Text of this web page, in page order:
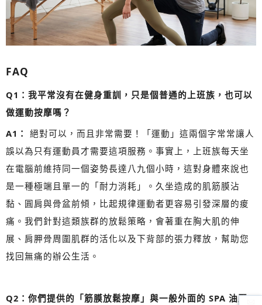
FAQ
Q1：我平常沒有在健身重訓，只是個普通的上班族，也可以
做運動按摩嗎？
A1： 絕對可以，而且非常需要！「運動」這兩個字常常讓人
誤以為只有運動員才需要這項服務。事實上，上班族每天坐
在電腦前維持同一個姿勢長達八九個小時，這對身體來說也
是一種極端且單一的「耐力消耗」。久坐造成的肌筋膜沾
黏、圓肩與骨盆前傾，比起規律運動者更容易引發深層的痠
痛。我們針對這類族群的放鬆策略，會著重在胸大肌的伸
展、肩胛骨周圍肌群的活化以及下背部的張力釋放，幫助您
找回無痛的辦公生活。
Q2：你們提供的「筋膜放鬆按摩」與一般外面的 SPA 油壓